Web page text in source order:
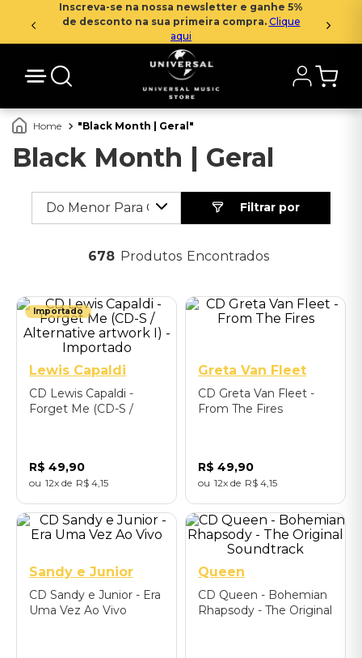
Inscreva-se na nossa newsletter e ganhe 5%
de desconto na sua primeira compra. Clique
aqui
Black Month | Geral
Black Month | Geral
Preço: Do Menor Para O Maior
678 Produtos
Importado
Lewis Capaldi
CD Lewis Capaldi -
Forget Me (CD-S /
R$ 49,90
12 R$ 4 15
Greta Van Fleet
CD Greta Van Fleet -
From The Fires
R$ 49,90
12 R$ 4 15
Sandy e Junior
CD Sandy e Junior - Era
Uma Vez Ao Vivo
Queen
CD Queen - Bohemian
Rhapsody - The Original